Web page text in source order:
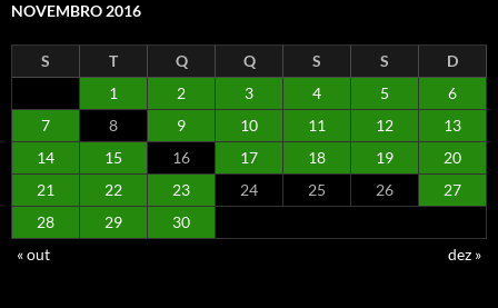
NOVEMBRO 2016
S T Q Q S S
D
1
2 3 4 5
6
7
8 9 10 11 12
13
14
15 16 17 18 19
20
21
22 23 24 25 26
27
28
29
30
« out
dez »